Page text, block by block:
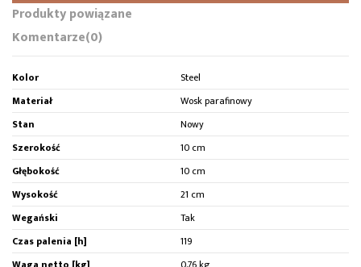
Produkty powiązane
Komentarze(0)
Kolor
Steel
Materiał
Wosk parafinowy
Stan
Nowy
Szerokość
10 cm
Głębokość
10 cm
Wysokość
21 cm
Wegański
Tak
Czas palenia [h]
119